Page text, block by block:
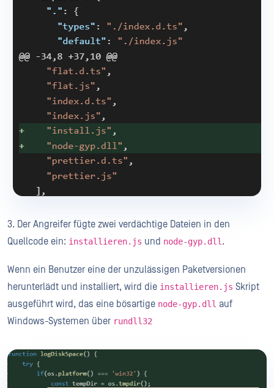
3. Der Angreifer fügte zwei verdächtige Dateien in den
Quellcode ein: installieren.js und node-gyp.dll .
Wenn ein Benutzer eine der unzulässigen Paketversionen
herunterlädt und installiert, wird die installieren.js Skript
ausgeführt wird, das eine bösartige node-gyp.dll auf
Windows-Systemen über rundll32